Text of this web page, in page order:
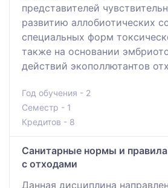
представителей
развитию аллобиотических
специальных форм
также на основании
действий экополлютантов
Год обучения - 2
Семестр - 1
Кредитов - 8
Санитарные нормы и
с отходами
Данная дисциплина